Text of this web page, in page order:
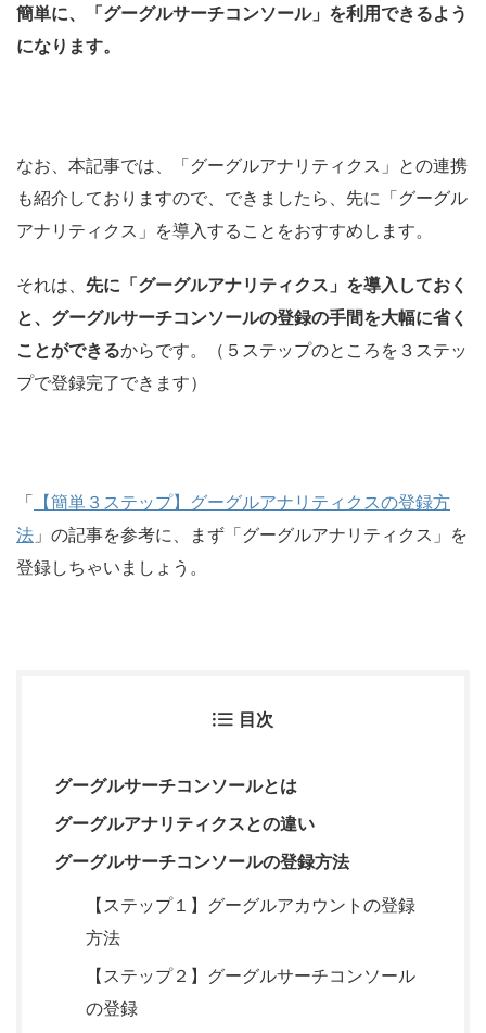
簡単に、「グーグルサーチコンソール」を利用できるよう
になります。
なお、本記事では、「グーグルアナリティクス」との連携
も紹介しておりますので、できましたら、先に「グーグル
アナリティクス」を導入することをおすすめします。
それは、 先に「グーグルアナリティクス」を導入しておく
と、グーグルサーチコンソールの登録の手間を大幅に省く
ことができるからです。（５ステップのところを３ステッ
プで登録完了できます）
「 【簡単３ステップ】グーグルアナリティクスの登録方
法 」の記事を参考に、まず「グーグルアナリティクス」を
登録しちゃいましょう。
目次
グーグルサーチコンソールとは
グーグルアナリティクスとの違い
グーグルサーチコンソールの登録方法
【ステップ１】グーグルアカウントの登録
方法
【ステップ２】グーグルサーチコンソール
の登録